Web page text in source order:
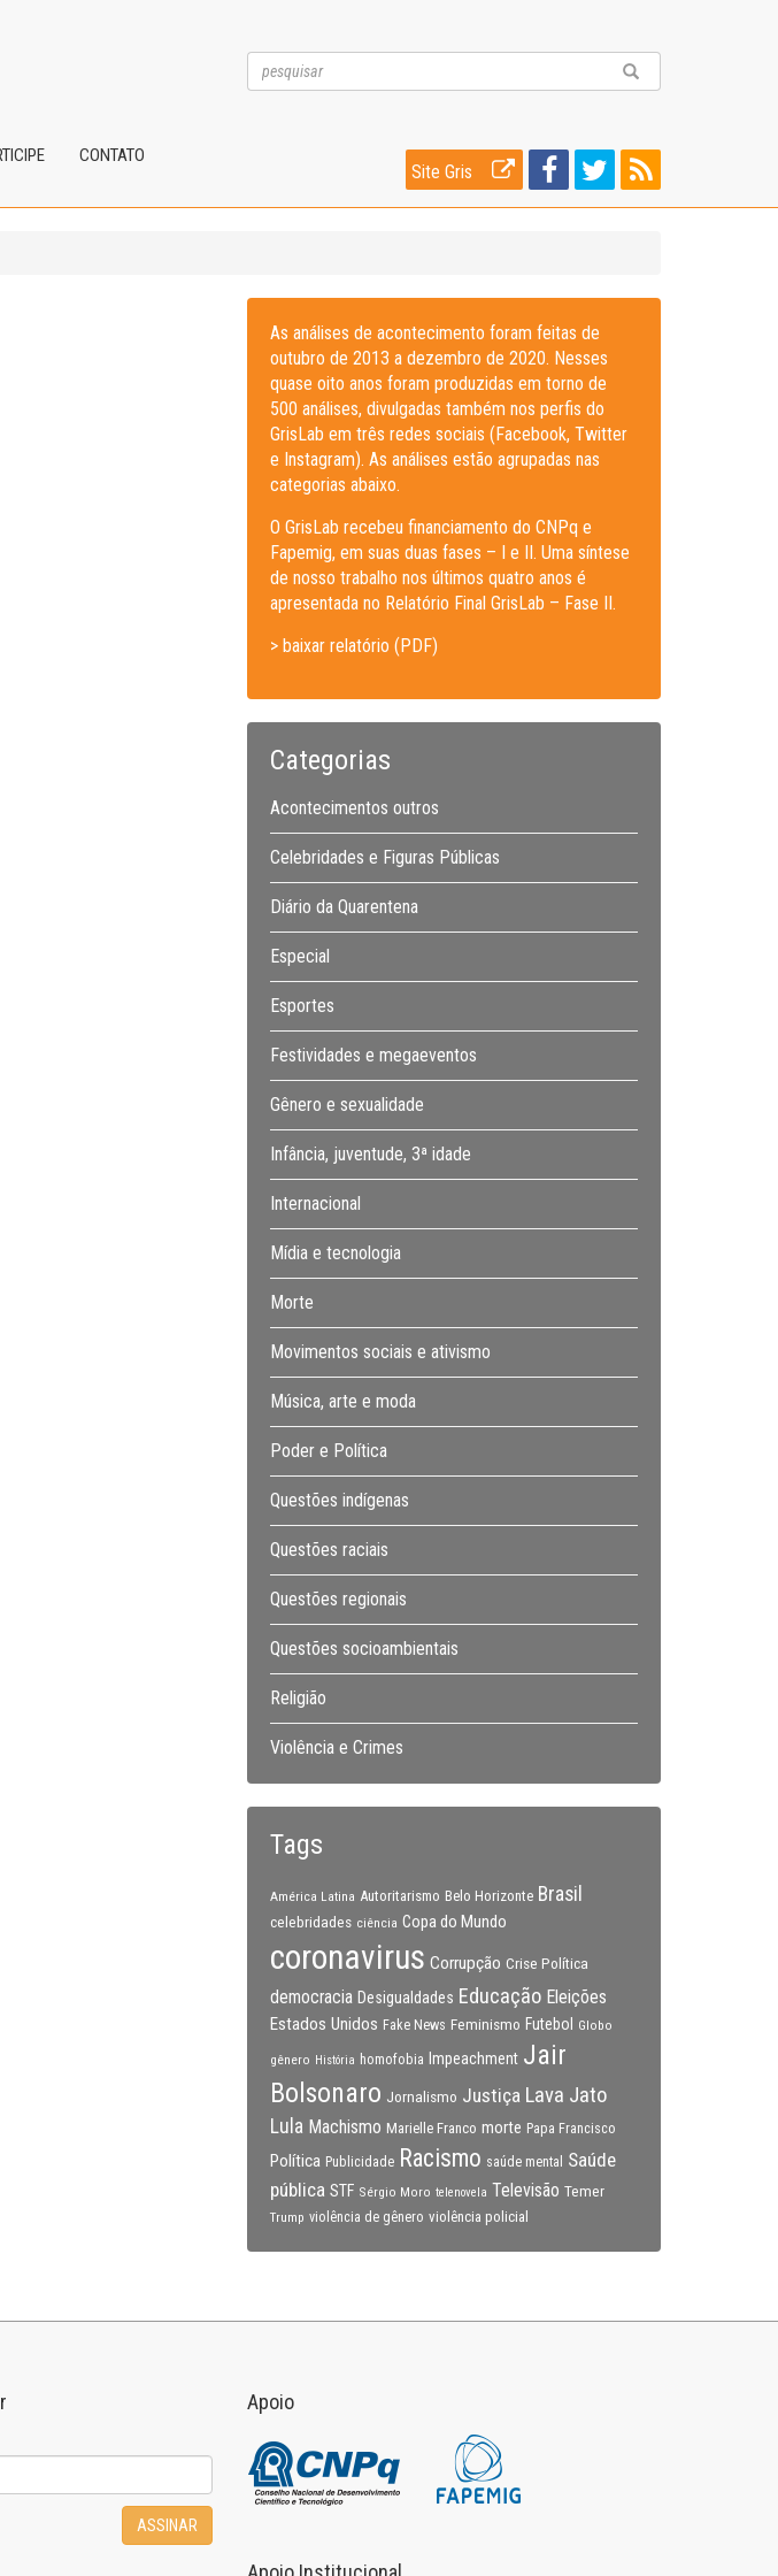
CONTATO
Site Gris
As análises de acontecimento foram feitas de
outubro de 2013 a dezembro de 2020. Nesses
quase oito anos foram produzidas em torno de
500 análises, divulgadas também nos perfis do
GrisLab em três redes sociais (Facebook, Twitter
e Instagram). As análises estão agrupadas nas
categorias abaixo.
O GrisLab recebeu financiamento do CNPq e
Fapemig, em suas duas fases – I e II. Uma síntese
de nosso trabalho nos últimos quatro anos é
apresentada no Relatório Final GrisLab – Fase II.
> baixar relatório (PDF)
Categorias
Acontecimentos outros
Celebridades e Figuras Públicas
Diário da Quarentena
Especial
Esportes
Festividades e megaeventos
Gênero e sexualidade
Infância, juventude, 3ª idade
Internacional
Mídia e tecnologia
Morte
Movimentos sociais e ativismo
Música, arte e moda
Poder e Política
Questões indígenas
Questões raciais
Questões regionais
Questões socioambientais
Religião
Violência e Crimes
Tags
América Latina Autoritarismo Belo Horizonte Brasil
celebridades ciência Copa do Mundo
coronavirus Corrupção Crise Política
democracia Desigualdades Educação Eleições
Estados Unidos Fake News Feminismo Futebol Globo
gênero História homofobia Impeachment Jair
Bolsonaro Jornalismo Justiça Lava Jato
Lula Machismo Marielle Franco morte Papa Francisco
Política Publicidade Racismo saúde mental
Saúde
pública STF Sérgio Moro telenovela Televisão Temer
Trump violência de gênero violência policial
ASSINAR
Apoio